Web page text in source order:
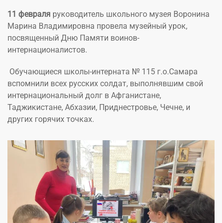
11 февраля руководитель школьного музея Воронина
Марина Владимировна провела музейный урок,
посвященный Дню Памяти воинов-
интернационалистов.
Обучающиеся школы-интерната № 115 г.о.Самара
вспомнили всех русских солдат, выполнявшим свой
интернациональный долг в Афганистане,
Таджикистане, Абхазии, Приднестровье, Чечне, и
других горячих точках.
УВЕЛИЧИТЬ